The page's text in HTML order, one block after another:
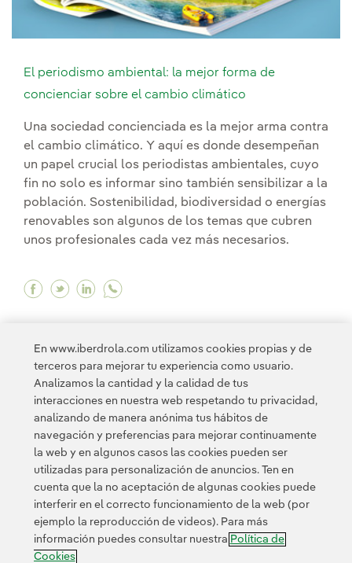
El periodismo ambiental: la mejor forma de
concienciar sobre el cambio climático
Una sociedad concienciada es la mejor arma contra
el cambio climático. Y aquí es donde desempeñan
un papel crucial los periodistas ambientales, cuyo
fin no solo es informar sino también sensibilizar a la
población. Sostenibilidad, biodiversidad o energías
renovables son algunos de los temas que cubren
unos profesionales cada vez más necesarios.
Facebook El periodismo ambiental: la mejor
Twitter El periodismo ambiental: la mejor
Linkedin El periodismo ambiental: la
< 1 ... 5 6 7 8 >
Contacta Clientes Política de Privacidad Información legal
Transparencia en el uso de la IA Política de cookies
En www.iberdrola.com utilizamos cookies propias y de
terceros para mejorar tu experiencia como usuario.
Analizamos la cantidad y la calidad de tus
interacciones en nuestra web respetando tu privacidad,
analizando de manera anónima tus hábitos de
navegación y preferencias para mejorar continuamente
la web y en algunos casos las cookies pueden ser
utilizadas para personalización de anuncios. Ten en
cuenta que la no aceptación de algunas cookies puede
interferir en el correcto funcionamiento de la web (por
ejemplo la reproducción de videos). Para más
información puedes consultar nuestra Política de
Cookies